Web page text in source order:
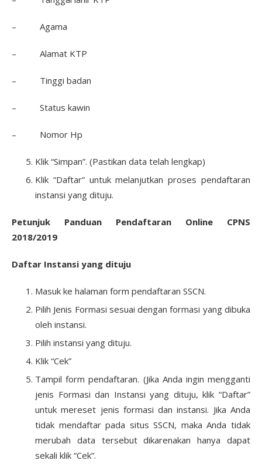
– Agama
– Alamat KTP
– Tinggi badan
– Status kawin
– Nomor Hp
Klik “Simpan”. (Pastikan data telah lengkap)
Klik “Daftar” untuk melanjutkan proses pendaftaran
instansi yang dituju.
Petunjuk Panduan Pendaftaran Online CPNS
2018/2019
Daftar Instansi yang dituju
Masuk ke halaman form pendaftaran SSCN.
Pilih Jenis Formasi sesuai dengan formasi yang dibuka
oleh instansi.
Pilih instansi yang dituju.
Klik “Cek”
Tampil form pendaftaran. (Jika Anda ingin mengganti
jenis Formasi dan Instansi yang dituju, klik “Daftar”
untuk mereset jenis formasi dan instansi. Jika Anda
tidak mendaftar pada situs SSCN, maka Anda tidak
merubah data tersebut dikarenakan hanya dapat
sekali klik “Cek”.